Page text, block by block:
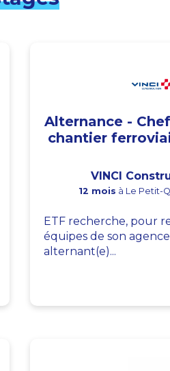
Alternance -
chantier
VINCI
12 mois à Le Petit-
ETF recherche, pour
équipes de son
alternant(e)...